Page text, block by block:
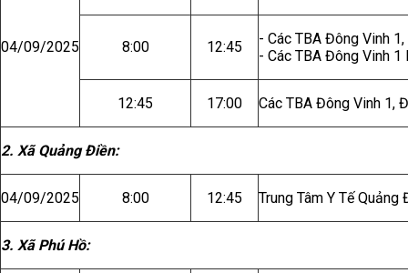
04/09/2025 8:00 12:45
- Các TBA Đông Vinh 1,
- Các TBA Đông Vinh 1
12:45 17:00 Các TBA Đông Vinh 1,
2. Xã Quảng Điền:
04/09/2025 8:00 12:45 Trung Tâm Y Tế
3. Xã Phú Hồ: